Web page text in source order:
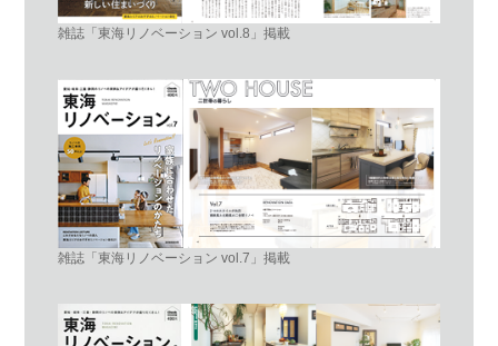
雑誌「東海リノベーション vol.8」掲載
雑誌「東海リノベーション vol.7」掲載